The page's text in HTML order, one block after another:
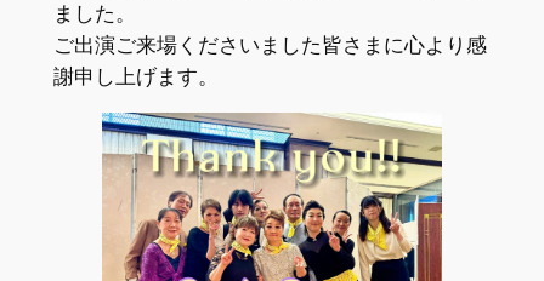
ました。
ご出演ご来場くださいました皆さまに心より感
謝申し上げます。